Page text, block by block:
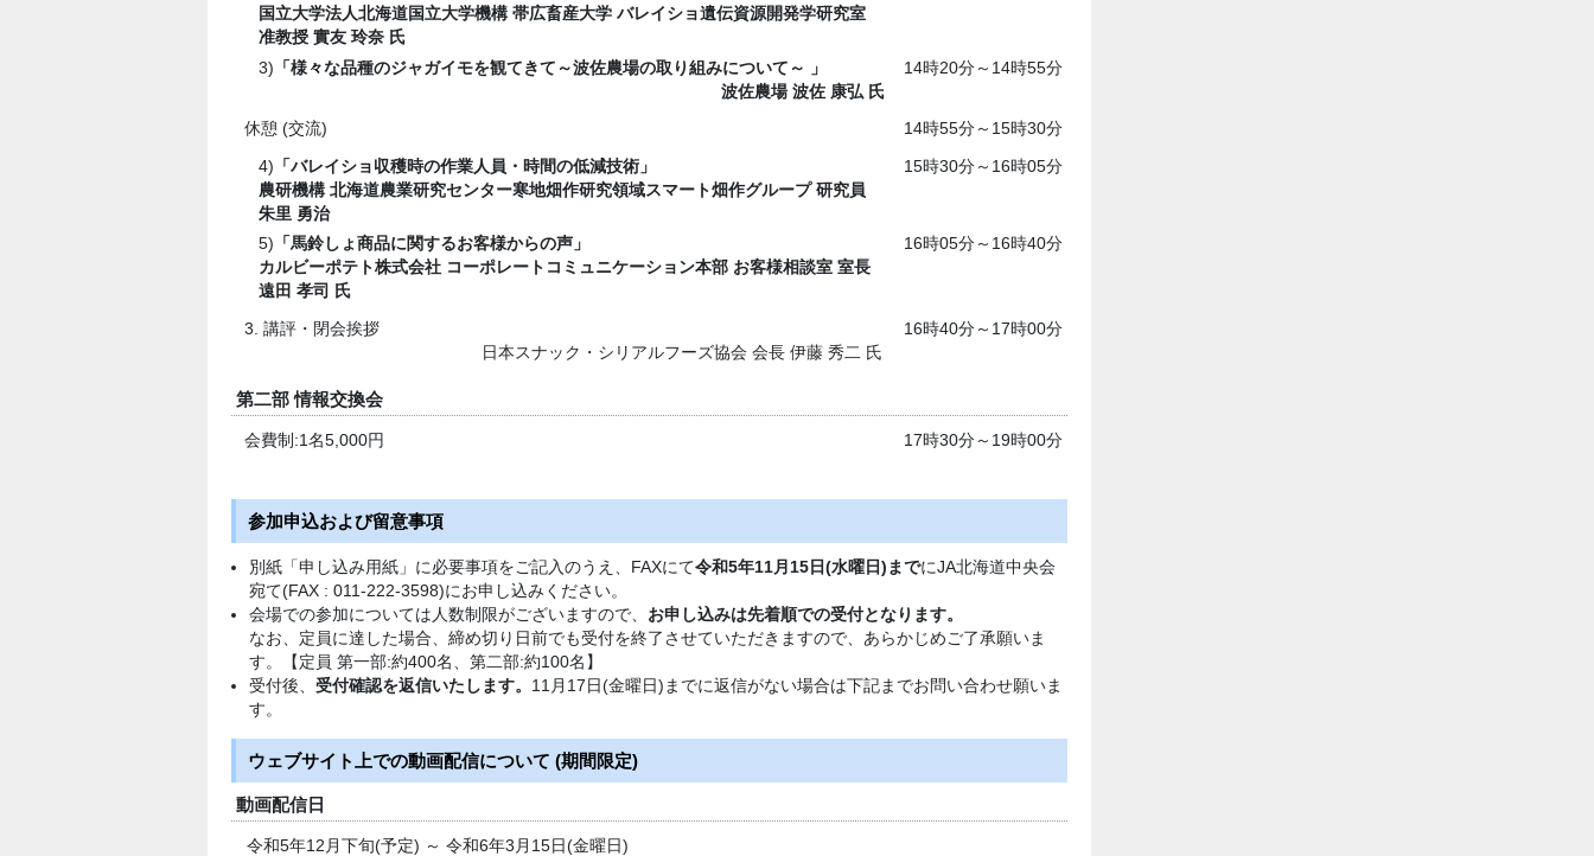
国立大学法人北海道国立大学機構 帯広畜産大学 バレイショ遺伝資源開発学研究室
准教授 實友 玲奈 氏
3) 「様々な品種のジャガイモを観てきて～波佐農場の取り組みについて～ 」
波佐農場 波佐 康弘 氏
14時20分～14時55分
休憩 (交流)
14時55分～15時30分
4) 「バレイショ収穫時の作業人員・時間の低減技術」
農研機構 北海道農業研究センター寒地畑作研究領域スマート畑作グループ 研究員
朱里 勇治
15時30分～16時05分
5) 「馬鈴しょ商品に関するお客様からの声」
カルビーポテト株式会社 コーポレートコミュニケーション本部 お客様相談室 室長
遠田 孝司 氏
16時05分～16時40分
3. 講評・閉会挨拶
日本スナック・シリアルフーズ協会 会長 伊藤 秀二 氏
16時40分～17時00分
第二部 情報交換会
会費制:1名5,000円 17時30分～19時00分
参加申込および留意事項
別紙「申し込み用紙」に必要事項をご記入のうえ、FAXにて令和5年11月15日(水曜日)までにJA北海道中央会
宛て(FAX : 011-222-3598)にお申し込みください。
会場での参加については人数制限がございますので、 お申し込みは先着順での受付となります。
なお、定員に達した場合、締め切り日前でも受付を終了させていただきますので、あらかじめご了承願いま
す。【定員 第一部:約400名、第二部:約100名】
受付後、 受付確認を返信いたします。 11月17日(金曜日)までに返信がない場合は下記までお問い合わせ願いま
す。
ウェブサイト上での動画配信について (期間限定)
動画配信日
令和5年12月下旬(予定) ～ 令和6年3月15日(金曜日)